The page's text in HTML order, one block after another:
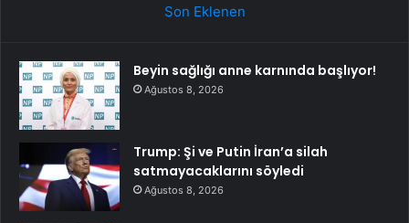
Son Eklenen
Beyin sağlığı anne karnında başlıyor!
Ağustos 8, 2026
Trump: Şi ve Putin İran’a silah
satmayacaklarını söyledi
Ağustos 8, 2026